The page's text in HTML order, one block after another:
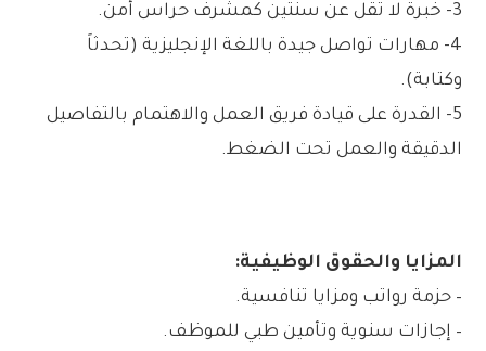
3- خبرة لا تقل عن سنتين كمشرف حراس أمن.
4- مهارات تواصل جيدة باللغة الإنجليزية (تحدثاً
وكتابة).
5- القدرة على قيادة فريق العمل والاهتمام بالتفاصيل
الدقيقة والعمل تحت الضغط.
المزايا والحقوق الوظيفية:
– حزمة رواتب ومزايا تنافسية.
– إجازات سنوية وتأمين طبي للموظف.